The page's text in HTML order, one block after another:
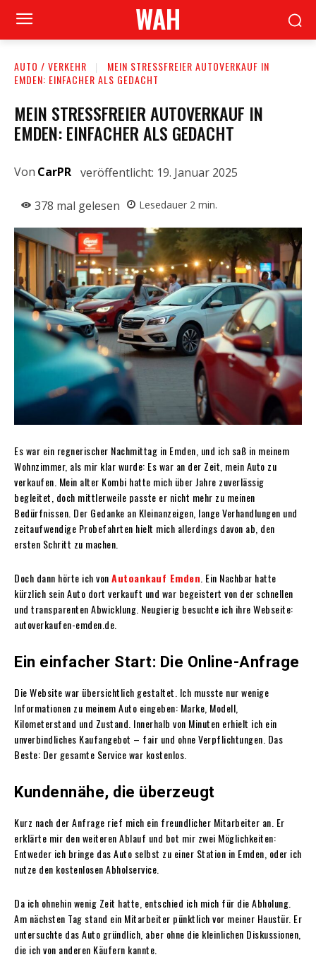
WAH
AUTO / VERKEHR
MEIN STRESSFREIER AUTOVERKAUF IN
EMDEN: EINFACHER ALS GEDACHT
MEIN STRESSFREIER AUTOVERKAUF IN
EMDEN: EINFACHER ALS GEDACHT
Von CarPR veröffentlicht: 19. Januar 2025
378 mal gelesen Lesedauer 2 min.
Es war ein regnerischer Nachmittag in Emden, und ich saß in meinem
Wohnzimmer, als mir klar wurde: Es war an der Zeit, mein Auto zu
verkaufen. Mein alter Kombi hatte mich über Jahre zuverlässig
begleitet, doch mittlerweile passte er nicht mehr zu meinen
Bedürfnissen. Der Gedanke an Kleinanzeigen, lange Verhandlungen und
zeitaufwendige Probefahrten hielt mich allerdings davon ab, den
ersten Schritt zu machen.
Doch dann hörte ich vonAutoankauf Emden . Ein Nachbar hatte
kürzlich sein Auto dort verkauft und war begeistert von der schnellen
und transparenten Abwicklung. Neugierig besuchte ich ihre Webseite:
autoverkaufen-emden.de.
Ein einfacher Start: Die Online-Anfrage
Die Website war übersichtlich gestaltet. Ich musste nur wenige
Informationen zu meinem Auto eingeben: Marke, Modell,
Kilometerstand und Zustand. Innerhalb von Minuten erhielt ich ein
unverbindliches Kaufangebot – fair und ohne Verpflichtungen. Das
Beste: Der gesamte Service war kostenlos.
Kundennähe, die überzeugt
Kurz nach der Anfrage rief mich ein freundlicher Mitarbeiter an. Er
erklärte mir den weiteren Ablauf und bot mir zwei Möglichkeiten:
Entweder ich bringe das Auto selbst zu einer Station in Emden, oder ich
nutze den kostenlosen Abholservice.
Da ich ohnehin wenig Zeit hatte, entschied ich mich für die Abholung.
Am nächsten Tag stand ein Mitarbeiter pünktlich vor meiner Haustür. Er
untersuchte das Auto gründlich, aber ohne die kleinlichen Diskussionen,
die ich von anderen Käufern kannte.